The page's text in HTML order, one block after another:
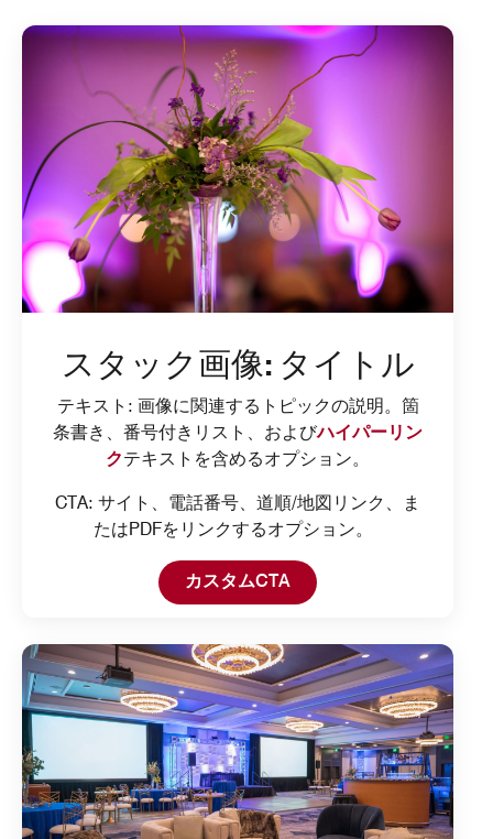
スタック画像: タイトル
テキスト: 画像に関連するトピックの説明。箇
条書き、番号付きリスト、およびハイパーリン
クテキストを含めるオプション。
CTA: サイト、電話番号、道順/地図リンク、ま
たはPDFをリンクするオプション。
カスタムCTA